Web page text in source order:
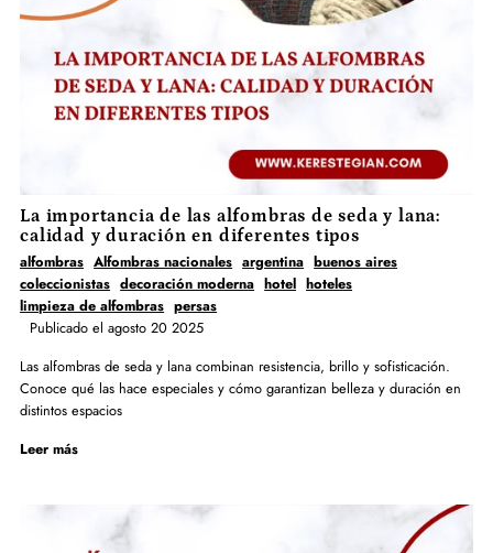
La importancia de las alfombras de seda y lana:
calidad y duración en diferentes tipos
alfombras Alfombras nacionales argentina buenos aires
coleccionistas decoración moderna hotel hoteles
limpieza de alfombras persas
Publicado el agosto 20 2025
Las alfombras de seda y lana combinan resistencia, brillo y sofisticación.
Conoce qué las hace especiales y cómo garantizan belleza y duración en
distintos espacios
Leer más